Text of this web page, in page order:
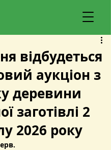
відбудеться
аукціон з
деревини
заготівлі 2
2026 року